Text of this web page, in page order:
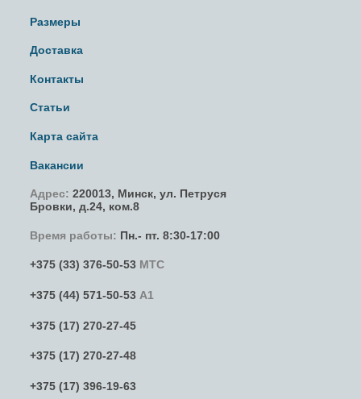
Размеры
Доставка
Контакты
Статьи
Карта сайта
Вакансии
Адрес: 220013, Минск, ул. Петруся
Бровки, д.24, ком.8
Время работы: Пн.- пт. 8:30-17:00
+375 (33) 376-50-53 МТС
+375 (44) 571-50-53 А1
+375 (17) 270-27-45
+375 (17) 270-27-48
+375 (17) 396-19-63